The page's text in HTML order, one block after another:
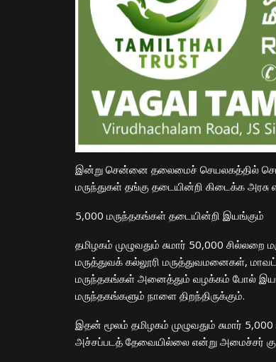
​இன்று சென்னை தலைமைச் செயலகத்தில்
மருந்துகள் தங்கு தடையின்றி கிடைக்க அரசு
​5,000 மருந்தகங்கள் தடையின்றி இயங்கும்
​தமிழகம் முழுவதும் சுமார் 50,000
மருத்துவக் கல்லூரி மருத்துவமனைகள்,
மருந்தகங்கள் அனைத்தும் வழக்கம் போல்
மருந்தகங்களும் நாளை திறந்திருக்கும்.
​இதன் மூலம் தமிழகம் முழுவதும் சுமார்
அச்சப்படத் தேவையில்லை என்று அமைச்சர்